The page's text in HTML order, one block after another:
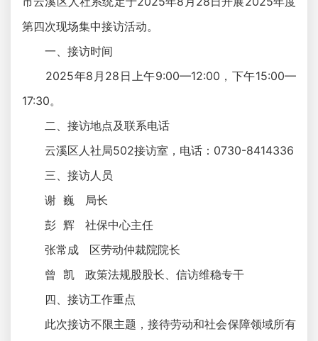
第四次现场集中接访活动。
一、接访时间
2025年8月28日上午9:00—12:00，下午15:00—
17:30。
二、接访地点及联系电话
云溪区人社局502接访室，电话：0730-8414336
三、接访人员
谢 巍 局长
彭 辉 社保中心主任
张常成 区劳动仲裁院院长
曾 凯 政策法规股股长、信访维稳专干
四、接访工作重点
此次接访不限主题，接待劳动和社会保障领域所有